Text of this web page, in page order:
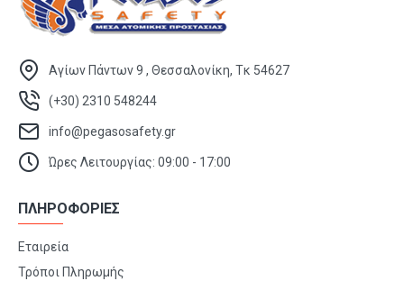
Αγίων Πάντων 9 , Θεσσαλονίκη, Τκ 54627
(+30) 2310 548244
info@pegasosafety.gr
Ώρες Λειτουργίας: 09:00 - 17:00
ΠΛΗΡΟΦΟΡΙΕΣ
Εταιρεία
Τρόποι Πληρωμής